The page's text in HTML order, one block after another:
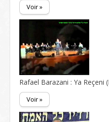
Voir »
Rafael Barazani : Ya Reçeni
Voir »